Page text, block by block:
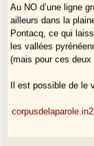
Au NO d’une ligne
ailleurs dans la
Pontacq, ce qui
les vallées
(mais pour ces deux
Il est possible de le